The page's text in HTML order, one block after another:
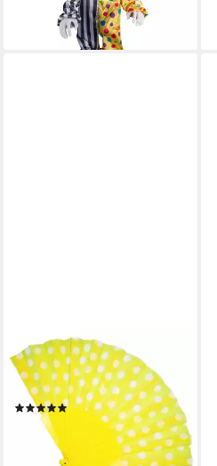
lieferbar - in 2-3 Werktagen bei dir
FUNNY FASHION
Handfächer Fifties Fächer mit
Punkten
(11)
3,99 €
lieferbar - in 2-3 Werktagen bei dir